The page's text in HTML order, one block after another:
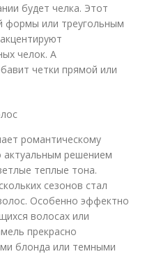
будет челка. Этот
формы или треугольным
челок. А
четки прямой или
романтическому
решением
теплые тона.
сезонов стал
Особенно эффектно
волосах или
прекрасно
блонда или темными